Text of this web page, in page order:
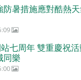
防暑措施應對酷熱
站七周年 雙重慶祝
同樂